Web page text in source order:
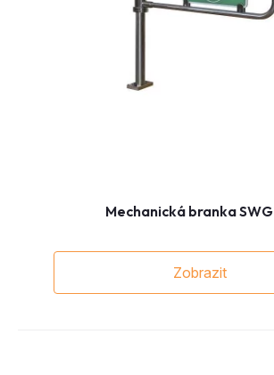
Mechanická branka
Zobrazit